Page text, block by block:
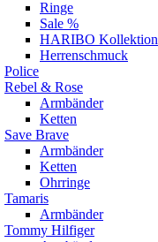
Ringe
Sale %
HARIBO Kollektion
Herrenschmuck
Police
Rebel & Rose
Armbänder
Ketten
Save Brave
Armbänder
Ketten
Ohrringe
Tamaris
Armbänder
Tommy Hilfiger